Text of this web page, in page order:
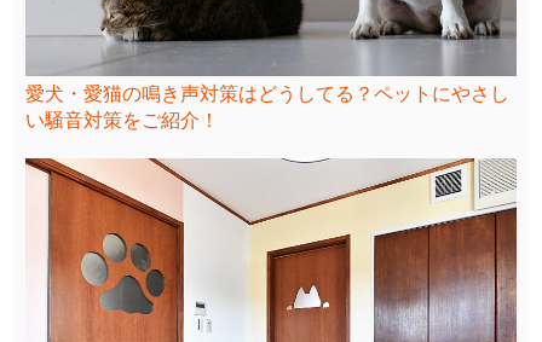
愛犬・愛猫の鳴き声対策はどうしてる？ペットにやさし
い騒音対策をご紹介！